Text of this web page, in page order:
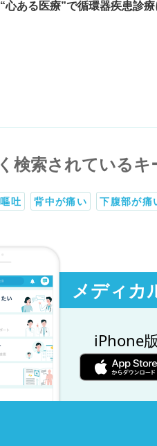
心ある医療”で循環器疾患診
検索されているキ
吐 背中が痛い 下腹部が痛
メディカ
iPhone